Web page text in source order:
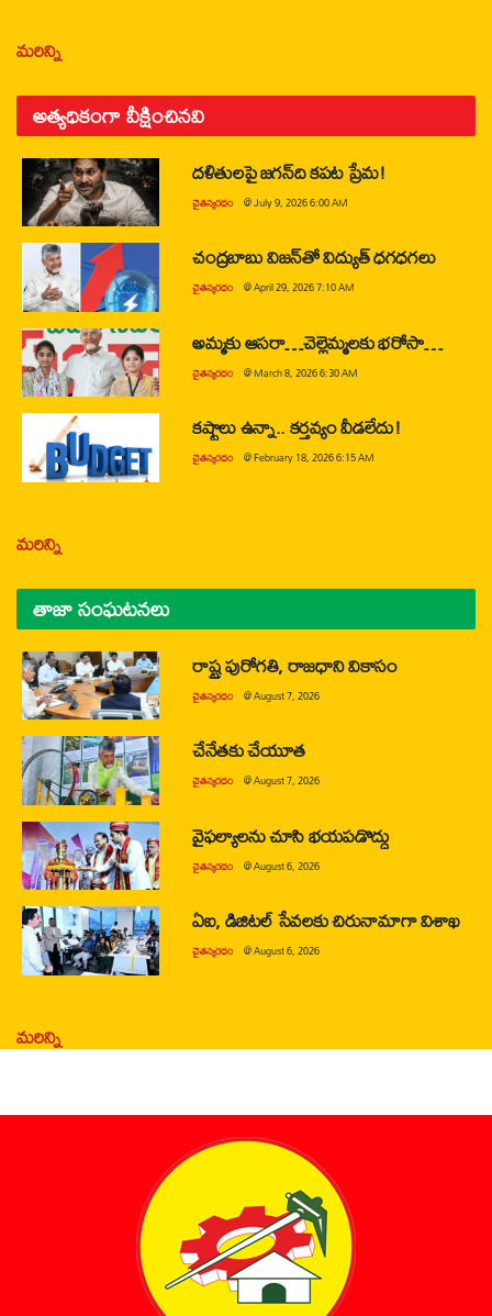
మరిన్ని
అత్యధికంగా వీక్షించినవి
దళితులపై జగన్‌ది కపట ప్రేమ!
చైతన్యరధం @July 9, 2026 6:00 AM
చంద్రబాబు విజన్‌తో విద్యుత్ ధగధగలు
చైతన్యరధం @April 29, 2026 7:10 AM
అమ్మకు ఆసరా…చెల్లెమ్మలకు భరోసా…
చైతన్యరధం @March 8, 2026 6:30 AM
కష్టాలు ఉన్నా.. కర్తవ్యం వీడలేదు!
చైతన్యరధం @February 18, 2026 6:15 AM
మరిన్ని
తాజా సంఘటనలు
రాష్ట్ర పురోగతి, రాజధాని వికాసం
చైతన్యరధం @August 7, 2026
చేనేతకు చేయూత
చైతన్యరధం @August 7, 2026
వైఫల్యాలను చూసి భయపడొద్దు
చైతన్యరధం @August 6, 2026
ఏఐ, డిజిటల్ సేవలకు చిరునామాగా విశాఖ
చైతన్యరధం @August 6, 2026
మరిన్ని